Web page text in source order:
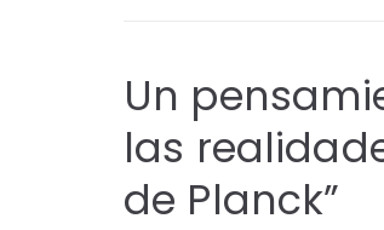
Un
las
de Planck”